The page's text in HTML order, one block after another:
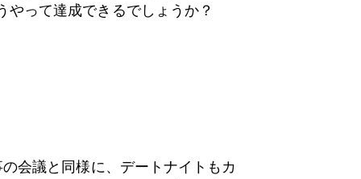
って達成できるでしょうか？
会議と同様に、デートナイトもカ